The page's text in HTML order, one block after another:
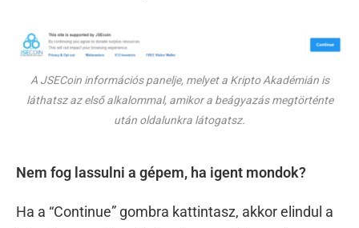
A JSECoin információs panelje, melyet a Kripto Akadémián is
láthatsz az első alkalommal, amikor a beágyazás megtörténte
után oldalunkra látogatsz.
Nem fog lassulni a gépem, ha igent mondok?
Ha a “Continue” gombra kattintasz, akkor elindul a